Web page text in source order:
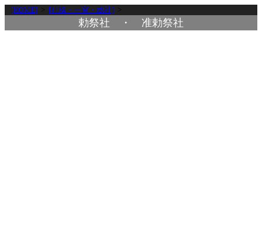
[HOME] [社格・一宮・総社]
勅祭社 ・ 准勅祭社